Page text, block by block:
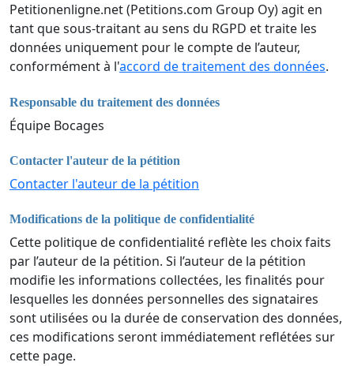
Petitionenligne.net (Petitions.com Group Oy) agit en
tant que sous-traitant au sens du RGPD et traite les
données uniquement pour le compte de l’auteur,
conformément à l'accord de traitement des données.
Responsable du traitement des données
Équipe Bocages
Contacter l'auteur de la pétition
Contacter l'auteur de la pétition
Modifications de la politique de confidentialité
Cette politique de confidentialité reflète les choix faits
par l’auteur de la pétition. Si l’auteur de la pétition
modifie les informations collectées, les finalités pour
lesquelles les données personnelles des signataires
sont utilisées ou la durée de conservation des données,
ces modifications seront immédiatement reflétées sur
cette page.